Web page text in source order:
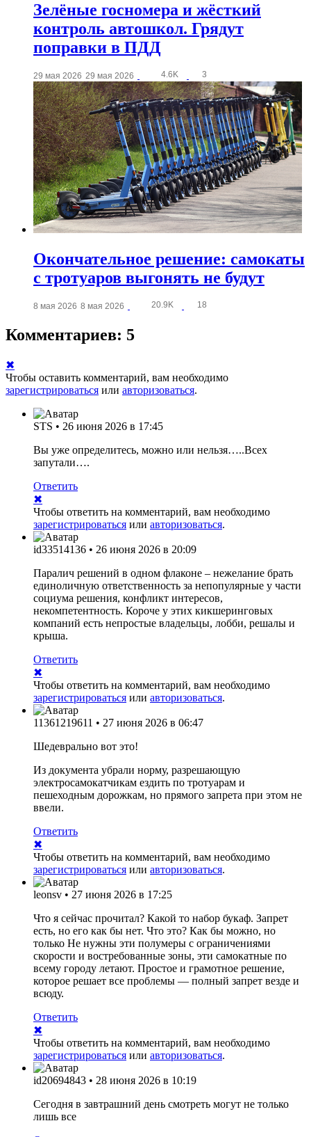
Зелёные госномера и жёсткий
контроль автошкол. Грядут
поправки в ПДД
29 мая 2026 29 мая 2026 4.6K 3
Окончательное решение: самокаты
с тротуаров выгонять не будут
8 мая 2026 8 мая 2026 20.9K 18
Комментариев: 5
✖
Чтобы оставить комментарий, вам необходимо
зарегистрироваться или авторизоваться.
STS • 26 июня 2026 в 17:45
Вы уже определитесь, можно или нельзя…..Всех
запутали….
Ответить
✖
Чтобы ответить на комментарий, вам необходимо
зарегистрироваться или авторизоваться.
id33514136 • 26 июня 2026 в 20:09
Паралич решений в одном флаконе – нежелание брать
единоличную ответственность за непопулярные у части
социума решения, конфликт интересов,
некомпетентность. Короче у этих кикшеринговых
компаний есть непростые владельцы, лобби, решалы и
крыша.
Ответить
✖
Чтобы ответить на комментарий, вам необходимо
зарегистрироваться или авторизоваться.
11361219611 • 27 июня 2026 в 06:47
Шедеврально вот это!
Из документа убрали норму, разрешающую
электросамокатчикам ездить по тротуарам и
пешеходным дорожкам, но прямого запрета при этом не
ввели.
Ответить
✖
Чтобы ответить на комментарий, вам необходимо
зарегистрироваться или авторизоваться.
leonsv • 27 июня 2026 в 17:25
Что я сейчас прочитал? Какой то набор букаф. Запрет
есть, но его как бы нет. Что это? Как бы можно, но
только Не нужны эти полумеры с ограничениями
скорости и востребованные зоны, эти самокатные по
всему городу летают. Простое и грамотное решение,
которое решает все проблемы — полный запрет везде и
всюду.
Ответить
✖
Чтобы ответить на комментарий, вам необходимо
зарегистрироваться или авторизоваться.
id20694843 • 28 июня 2026 в 10:19
Сегодня в завтрашний день смотреть могут не только
лишь все